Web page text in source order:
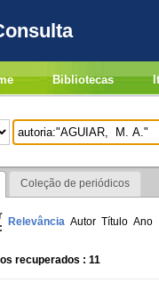
Bibliotecas
Coleção de periódicos
Relevância Autor Título Ano
recuperados : 11